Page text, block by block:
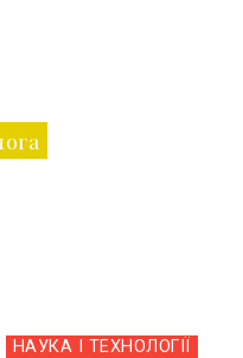
НАУКА І ТЕХНОЛОГІЇ